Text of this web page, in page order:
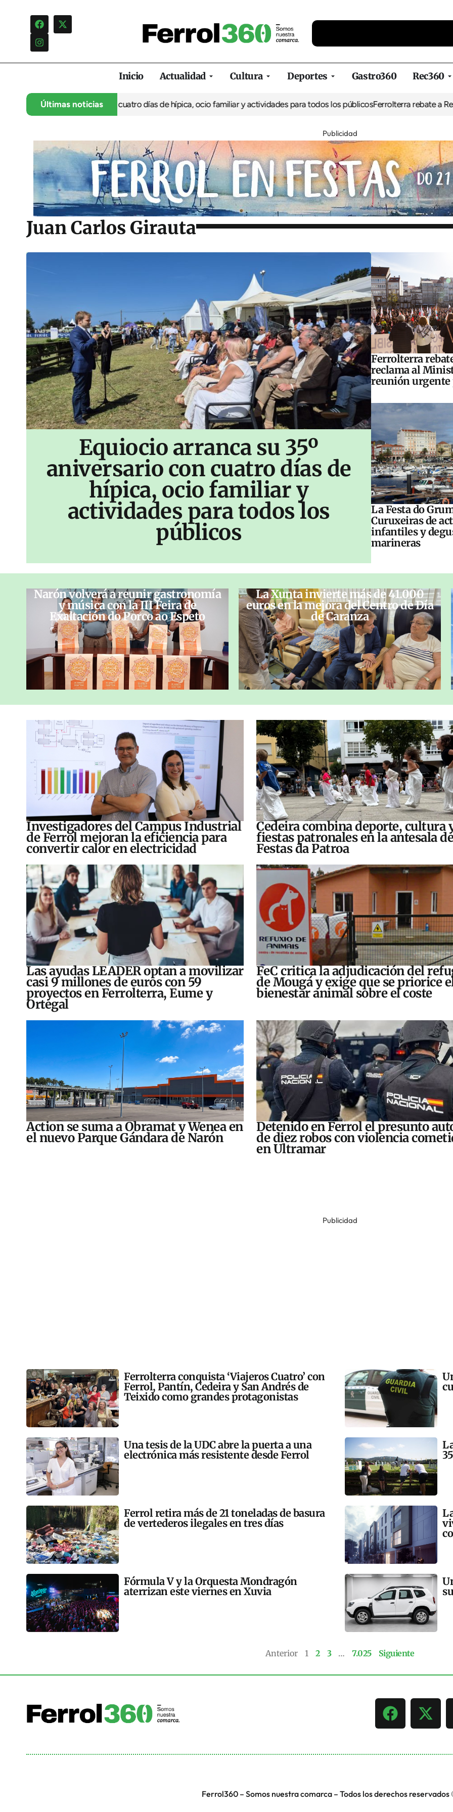
Inicio Actualidad Cultura Deportes Gastro360 Rec360
Últimas noticias
35º aniversario con cuatro días de hípica, ocio familiar y actividades para todos los públicosFerrolterra rebate a Renfe y
Publicidad
Juan Carlos Girauta
Equiocio arranca su 35º
aniversario con cuatro días de
hípica, ocio familiar y
actividades para todos los
públicos
Ferrolterra
reclama al
reunión urgente
La Festa do
Curuxeiras de
infantiles y
marineras
Narón volverá a reunir gastronomía
y música con la III Feira de
Exaltación do Porco ao Espeto
La Xunta invierte más de 41.000
euros en la mejora del Centro de Día
de Caranza
Investigadores del Campus Industrial
de Ferrol mejoran la eficiencia para
convertir calor en electricidad
Cedeira combina deporte, cultura
fiestas patronales en la antesala
Festas da Patroa
Las ayudas LEADER optan a movilizar
casi 9 millones de euros con 59
proyectos en Ferrolterra, Eume y
Ortegal
FeC critica la adjudicación del
de Mougá y exige que se priorice
bienestar animal sobre el coste
Action se suma a Obramat y Wenea en
el nuevo Parque Gándara de Narón
Detenido en Ferrol el presunto
de diez robos con violencia
en Ultramar
Publicidad
Ferrolterra conquista ‘Viajeros Cuatro’ con
Ferrol, Pantín, Cedeira y San Andrés de
Teixido como grandes protagonistas
Una tesis de la UDC abre la puerta a una
electrónica más resistente desde Ferrol
Ferrol retira más de 21 toneladas de basura
de vertederos ilegales en tres días
Fórmula V y la Orquesta Mondragón
aterrizan este viernes en Xuvia
Anterior 1 2 3 … 7.025 Siguiente
Ferrol360 – Somos nuestra comarca – Todos los derechos